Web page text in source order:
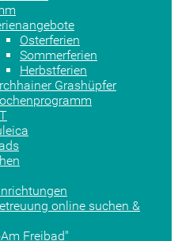
Osterferien
Sommerferien
Herbstferien
Grashüpfer
online suchen &
Freibad"